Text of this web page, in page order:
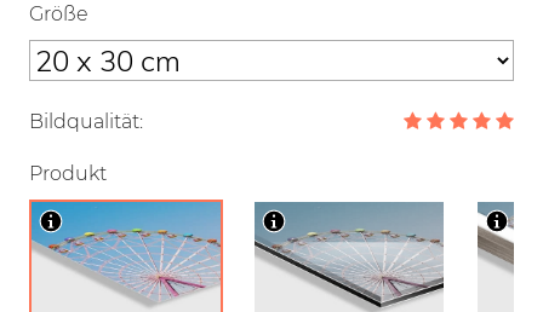
Größe
Bildqualität:
Produkt